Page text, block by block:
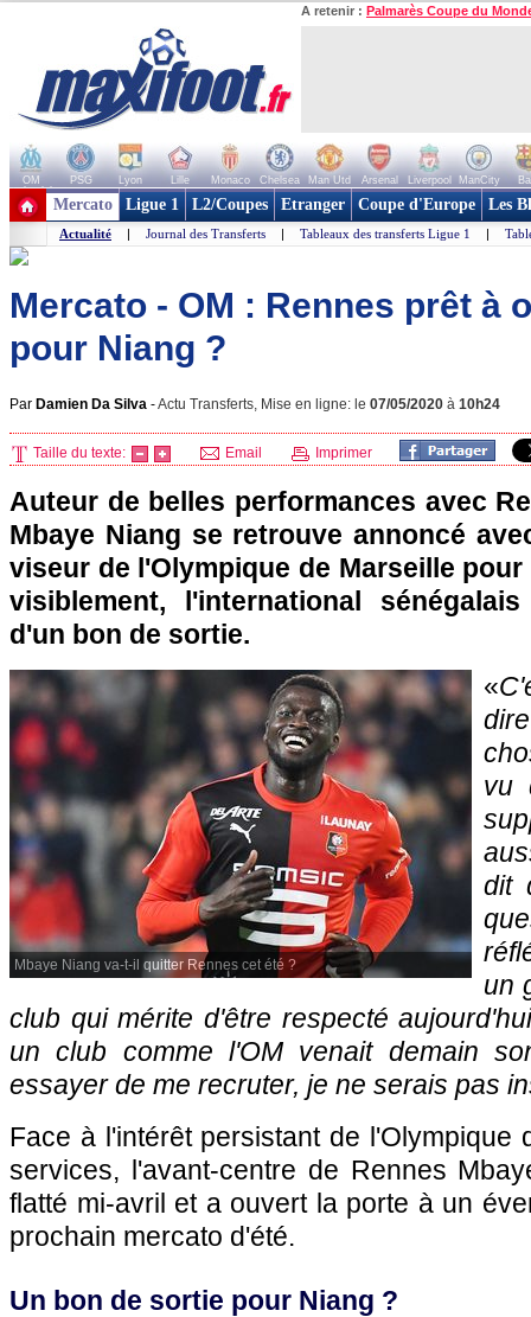
A retenir : Palmarès Coupe du
OM PSG Lyon Lille Monaco Chelsea Man Utd Arsenal Liverpool ManCity
+ de clubs
Mercato Ligue 1 L2/Coupes Etranger Coupe d'Europe Les
Actualité | Journal des Transferts | Tableaux des transferts Ligue 1 |
Mercato - OM : Rennes prêt à
pour Niang ?
Par Damien Da Silva -Actu Transferts, Mise en ligne: le 07/05/2020 à 10h24
Taille du texte: Email Imprimer
Auteur de belles performances avec
Mbaye Niang se retrouve annoncé
viseur de l'Olympique de Marseille
visiblement, l'international
d'un bon de sortie.
Mbaye Niang va-t-il quitter Rennes cet été ?
«
vu
dit
un
club qui mérite d'être respecté
un club comme l'OM venait demain
essayer de me recruter, je ne serais pas
Face à l'intérêt persistant de l'Olympique
services, l'avant-centre de Rennes
flatté mi-avril et a ouvert la porte à un
prochain mercato d'été.
Un bon de sortie pour Niang ?